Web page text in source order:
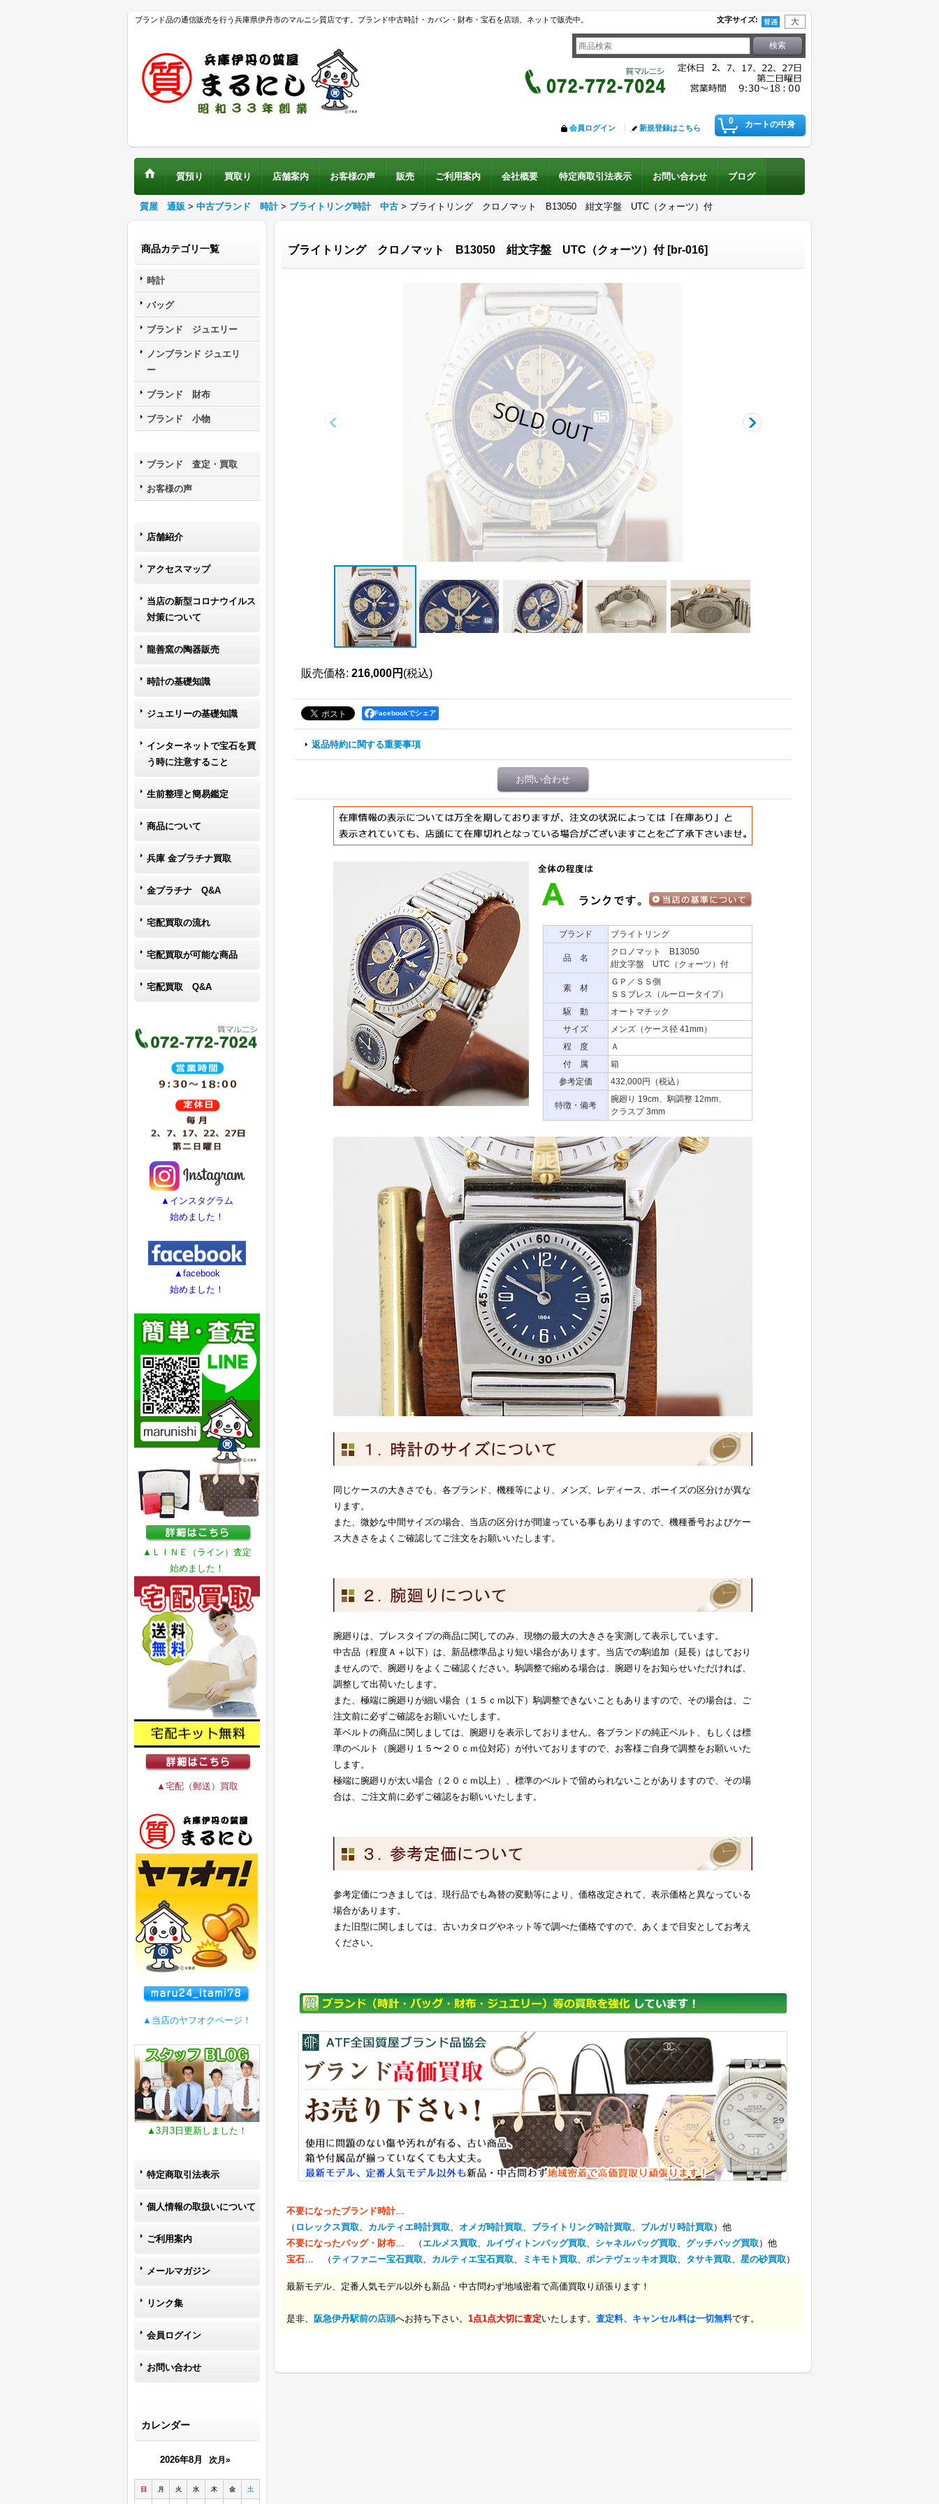
ブランド品の通信販売を行う兵庫県伊丹市のマルニシ質店です。ブランド中古時計・カバン・財布・宝石を店頭、ネットで販売中。 文字サイズ:
0 カートの中身
会員ログイン 新規登録はこちら
質預り 買取り 店舗案内 お客様の声 販売 ご利用案内 会社概要 特定商取引法表示 お問い合わせ ブログ
質屋 通販 > 中古ブランド 時計 > ブライトリング時計 中古 > ブライトリング クロノマット B13050 紺文字盤 UTC（クォーツ）付
商品カテゴリ一覧
時計
バッグ
ブランド ジュエリー
ノンブランド ジュエリ
ー
ブランド 財布
ブランド 小物
ブランド 査定・買取
お客様の声
店舗紹介
アクセスマップ
当店の新型コロナウイルス
対策について
龍善窯の陶器販売
時計の基礎知識
ジュエリーの基礎知識
インターネットで宝石を買
う時に注意すること
生前整理と簡易鑑定
商品について
兵庫 金プラチナ買取
金プラチナ Q&A
宅配買取の流れ
宅配買取が可能な商品
宅配買取 Q&A
▲インスタグラム
始めました！
▲facebook
始めました！
▲ＬＩＮＥ（ライン）査定
始めました！
▲宅配（郵送）買取
▲当店のヤフオクページ！
▲3月3日更新しました！
特定商取引法表示
個人情報の取扱いについて
ご利用案内
メールマガジン
リンク集
会員ログイン
お問い合わせ
カレンダー
2026年8月 次月»
日 月 火 水 木 金 土
ブライトリング クロノマット B13050 紺文字盤 UTC（クォーツ）付 [br-016]
販売価格: 216,000円 (税込)
Facebookでシェア
返品特約に関する重要事項
お問い合わせ
ブランド ブライトリング
品 名
クロノマット B13050
紺文字盤 UTC（クォーツ）付
素 材
ＧＰ／ＳＳ側
ＳＳブレス（ルーロータイプ）
駆 動
オートマチック
サイズ
メンズ（ケース径 41mm）
程 度
Ａ
付 属
箱
参考定価
432,000円（税込）
特徴・備考
腕廻り 19cm、駒調整 12mm、
クラスプ 3mm
同じケースの大きさでも、各ブランド、機種等により、メンズ、レディース、ボーイズの区分けが異な
ります。
また、微妙な中間サイズの場合、当店の区分けが間違っている事もありますので、機種番号およびケー
ス大きさをよくご確認してご注文をお願いいたします。
腕廻りは、ブレスタイプの商品に関してのみ、現物の最大の大きさを実測して表示しています。
中古品（程度Ａ＋以下）は、新品標準品より短い場合があります。当店での駒追加（延長）はしており
ませんので、腕廻りをよくご確認ください。駒調整で縮める場合は、腕廻りをお知らせいただければ、
調整して出荷いたします。
また、極端に腕廻りが細い場合（１５ｃｍ以下）駒調整できないこともありますので、その場合は、ご
注文前に必ずご確認をお願いいたします。
革ベルトの商品に関しましては、腕廻りを表示しておりません。各ブランドの純正ベルト、もしくは標
準のベルト（腕廻り１５〜２０ｃｍ位対応）が付いておりますので、お客様ご自身で調整をお願いいた
します。
極端に腕廻りが太い場合（２０ｃｍ以上）、標準のベルトで留められないことがありますので、その場
合は、ご注文前に必ずご確認をお願いいたします。
参考定価につきましては、現行品でも為替の変動等により、価格改定されて、表示価格と異なっている
場合があります。
また旧型に関しましては、古いカタログやネット等で調べた価格ですので、あくまで目安としてお考え
ください。
不要になったブランド時計…
（ ロレックス買取、 カルティエ時計買取、 オメガ時計買取、 ブライトリング時計買取、 ブルガリ時計買取 ）他
不要になったバッグ・財布… （ エルメス買取、 ルイヴィトンバッグ買取、 シャネルバッグ買取、 グッチバッグ買取 ）他
宝石… （ティファニー宝石買取、 カルティエ宝石買取、 ミキモト買取、 ポンテヴェッキオ買取、 タサキ買取、 星の砂買取 ）
最新モデル、定番人気モデル以外も新品・中古問わず地域密着で高価買取り頑張ります！
是非、 阪急伊丹駅前の店頭へお持ち下さい。 1点1点大切に査定いたします。 査定料、キャンセル料は一切無料です。